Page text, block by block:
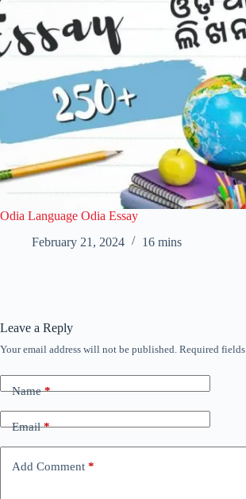
Odia Language Odia Essay
February 21, 2024
16 mins
Leave a Reply
Your email address will not be published. Required
Name*
Email*
Add Comment *